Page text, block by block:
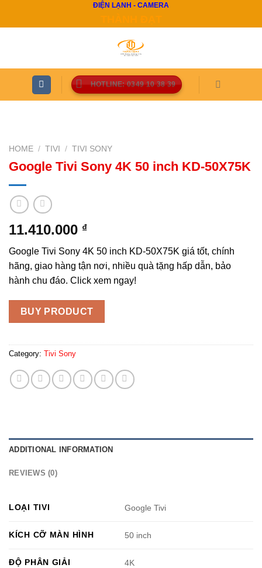
ĐIỆN LẠNH - CAMERA
HOTLINE: 0349 10 38 39
HOME / TIVI / TIVI SONY
Google Tivi Sony 4K 50 inch KD-50X75K
11.410.000 ₫
Google Tivi Sony 4K 50 inch KD-50X75K giá tốt, chính
hãng, giao hàng tận nơi, nhiều quà tặng hấp dẫn, bảo
hành chu đáo. Click xem ngay!
BUY PRODUCT
Category: Tivi Sony
ADDITIONAL INFORMATION
REVIEWS (0)
LOẠI TIVI Google Tivi
KÍCH CỠ MÀN HÌNH 50 inch
ĐỘ PHÂN GIẢI 4K